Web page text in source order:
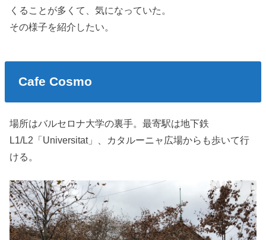
くることが多くて、気になっていた。
その様子を紹介したい。
Cafe Cosmo
場所はバルセロナ大学の裏手。最寄駅は地下鉄
L1/L2「Universitat」、カタルーニャ広場からも歩いて行
ける。